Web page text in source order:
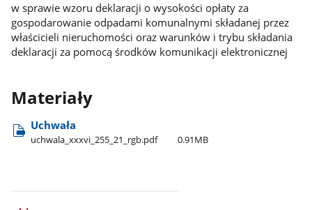
w sprawie wzoru deklaracji o wysokości opłaty za
gospodarowanie odpadami komunalnymi składanej przez
właścicieli nieruchomości oraz warunków i trybu składania
deklaracji za pomocą środków komunikacji elektronicznej
Materiały
Uchwała
uchwala​_xxxvi​_255​_21​_rgb.pdf 0.91MB